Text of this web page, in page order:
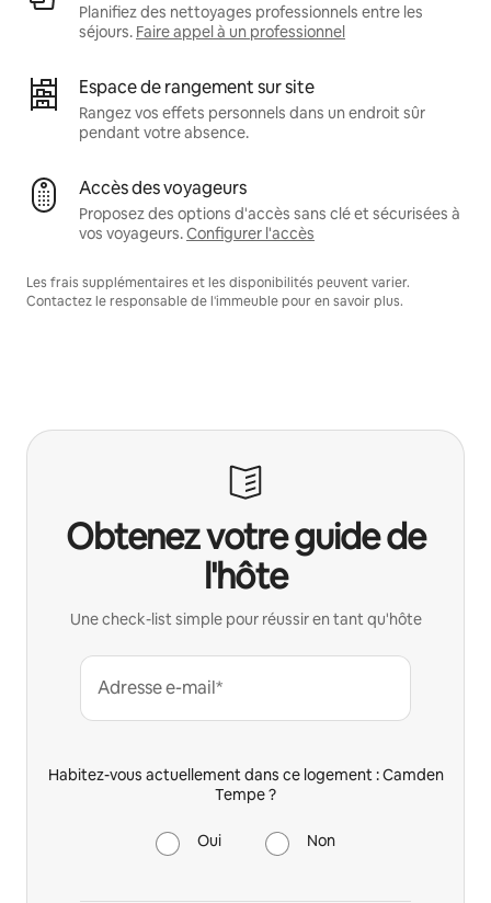
Planifiez des nettoyages professionnels entre les
séjours. Faire appel à un professionnel
Espace de rangement sur site
Rangez vos effets personnels dans un endroit sûr
pendant votre absence.
Accès des voyageurs
Proposez des options d'accès sans clé et sécurisées à
vos voyageurs.Configurer l'accès
Les frais supplémentaires et les disponibilités peuvent varier.
Contactez le responsable de l'immeuble pour en savoir plus.
Obtenez votre guide de
l'hôte
Une check-list simple pour réussir en tant qu'hôte
Adresse e-mail*
Habitez-vous actuellement dans ce logement : Camden
Tempe ?
Oui Non